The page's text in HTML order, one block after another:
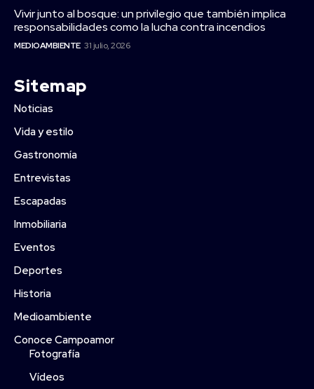
Vivir junto al bosque: un privilegio que también implica
responsabilidades como la lucha contra incendios
MEDIOAMBIENTE 31 julio, 2026
Sitemap
Noticias
Vida y estilo
Gastronomía
Entrevistas
Escapadas
Inmobiliaria
Eventos
Deportes
Historia
Medioambiente
Conoce Campoamor
Fotografía
Vídeos